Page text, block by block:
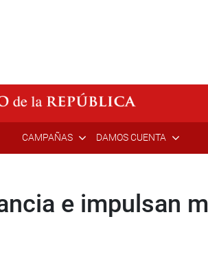
CAMPAÑAS DAMOS CUENTA
e impulsan